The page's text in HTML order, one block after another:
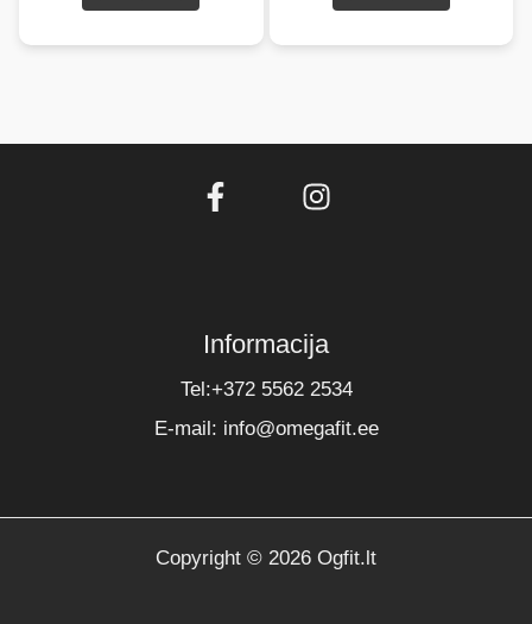
Informacija
Tel:+372 5562 2534
E-mail: info@omegafit.ee
Copyright © 2026 Ogfit.lt